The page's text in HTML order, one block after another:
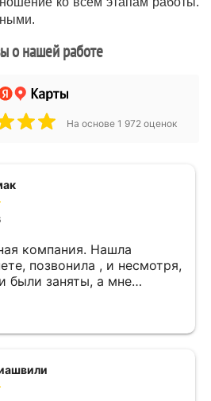
о нашей работе
На основе 1 972 оценок
компания. Нашла
позвонила , и несмотря,
были заняты, а мне
помогли. Был
парень, все